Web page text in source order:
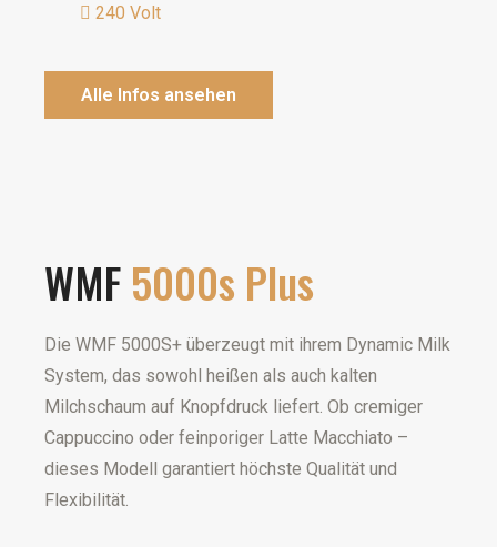
240 Volt
Alle Infos ansehen
WMF5000s Plus
Die WMF 5000S+ überzeugt mit ihrem Dynamic Milk
System, das sowohl heißen als auch kalten
Milchschaum auf Knopfdruck liefert. Ob cremiger
Cappuccino oder feinporiger Latte Macchiato –
dieses Modell garantiert höchste Qualität und
Flexibilität.